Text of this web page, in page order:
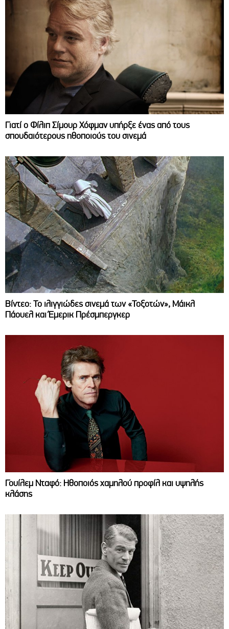
Γιατί ο Φίλιπ Σίμουρ Χόφμαν υπήρξε ένας από τους
σπουδαιότερους ηθοποιούς του σινεμά
Βίντεο: Το ιλιγγιώδες σινεμά των «Τοξοτών», Μάικλ
Πάουελ και Έμερικ Πρέσμπεργκερ
Γουίλεμ Νταφό: Ηθοποιός χαμηλού προφίλ και υψηλής
κλάσης